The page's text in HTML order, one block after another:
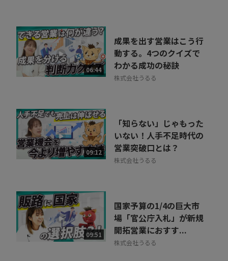
06:44
成果を出す営業はこう行
動する。4つのクイズで
わかる成功の秘訣
株式会社うるる
09:12
「知らない」じゃもった
いない！人手不足時代の
営業突破口とは？
株式会社うるる
09:51
国家予算の1/4の巨大市
場「官公庁入札」が新規
開拓営業におすす...
株式会社うるる